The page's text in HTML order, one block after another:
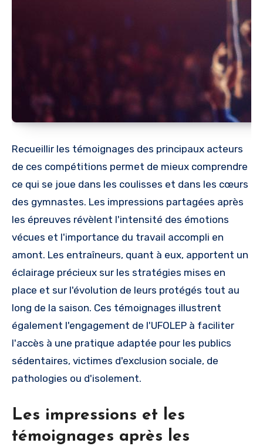
Recueillir les témoignages des principaux acteurs
de ces compétitions permet de mieux comprendre
ce qui se joue dans les coulisses et dans les cœurs
des gymnastes. Les impressions partagées après
les épreuves révèlent l'intensité des émotions
vécues et l'importance du travail accompli en
amont. Les entraîneurs, quant à eux, apportent un
éclairage précieux sur les stratégies mises en
place et sur l'évolution de leurs protégés tout au
long de la saison. Ces témoignages illustrent
également l'engagement de l'UFOLEP à faciliter
l'accès à une pratique adaptée pour les publics
sédentaires, victimes d'exclusion sociale, de
pathologies ou d'isolement.
Les impressions et les
témoignages après les